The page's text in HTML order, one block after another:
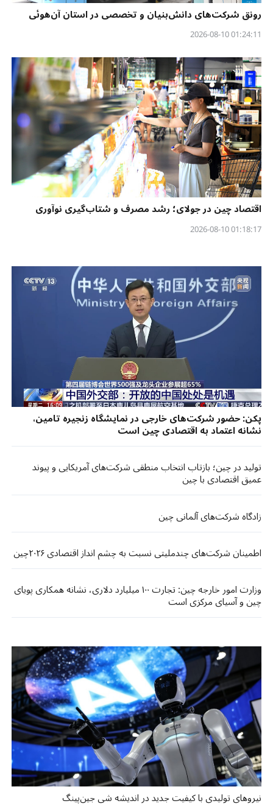
رونق شرکت‌های دانش‌بنیان و تخصصی در استان آن‌هوئی
01:24:11 2026-08-10
اقتصاد چین در جولای؛ رشد مصرف و شتاب‌گیری نوآوری
01:18:17 2026-08-10
پکن: حضور شرکت‌های خارجی در نمایشگاه زنجیره تامین،
نشانه اعتماد به اقتصادی چین است
تولید در چین؛ بازتاب انتخاب منطقی شرکت‌های آمریکایی و پیوند
عمیق اقتصادی با چین
زادگاه شرکت‌های آلمانی چین
اطمینان شرکت‌های چندملیتی نسبت به چشم انداز اقتصادی ۲۰۲۶چین
وزارت امور خارجه چین: تجارت ۱۰۰ میلیارد دلاری، نشانه همکاری‌ پویای
چین و آسیای مرکزی است
نیروهای تولیدی با کیفیت جدید در اندیشه شی جین‌پینگ